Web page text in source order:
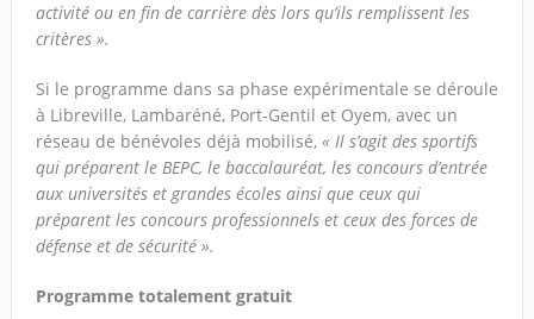
activité ou en fin de carrière dès lors qu’ils remplissent les
critères ».
Si le programme dans sa phase expérimentale se déroule
à Libreville, Lambaréné, Port-Gentil et Oyem, avec un
réseau de bénévoles déjà mobilisé, « Il s’agit des sportifs
qui préparent le BEPC, le baccalauréat, les concours d’entrée
aux universités et grandes écoles ainsi que ceux qui
préparent les concours professionnels et ceux des forces de
défense et de sécurité ».
Programme totalement gratuit